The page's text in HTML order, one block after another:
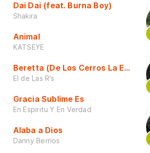
Dai Dai (feat. Burna Boy)
Shakira
Animal
KATSEYE
Beretta (De Los Cerros La Escuela)
El de Las R's
Gracia Sublime Es
En Espiritu Y En Verdad
Alaba a Dios
Danny Berrios